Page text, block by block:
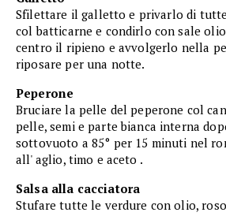
Sfilettare il galletto e privarlo di
col batticarne e condirlo con sale
centro il ripieno e avvolgerlo nella
riposare per una notte.
Peperone
Bruciare la pelle del peperone col
pelle, semi e parte bianca interna
sottovuoto a 85° per 15 minuti nel
all' aglio, timo e aceto .
Salsa alla cacciatora
Stufare tutte le verdure con olio,